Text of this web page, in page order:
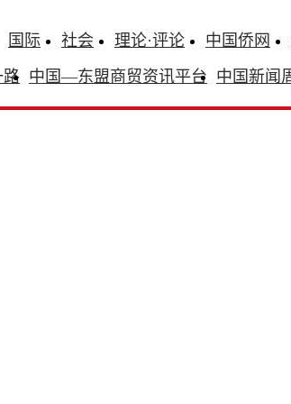
国际 社会 理论·评论 中国侨网
路 中国—东盟商贸资讯平台 中国新闻